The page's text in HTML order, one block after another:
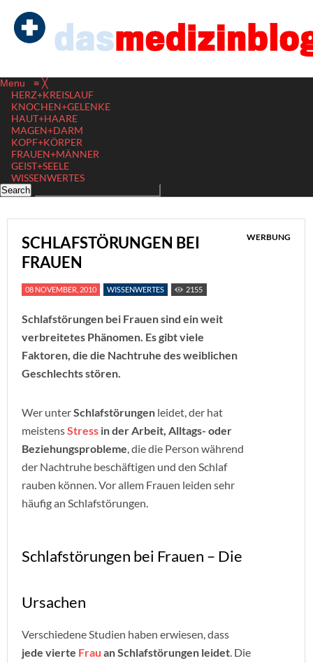
Menu ≡ ╳
HERZ+KREISLAUF
KNOCHEN+GELENKE
HAUT+HAARE
MAGEN+DARM
KOPF+KÖRPER
FRAUEN+MÄNNER
GEIST+SEELE
WISSENWERTES
SCHLAFSTÖRUNGEN BEI
FRAUEN
WERBUNG
08 NOVEMBER, 2010 WISSENWERTES 2155
Schlafstörungen bei Frauen sind ein weit
verbreitetes Phänomen. Es gibt viele
Faktoren, die die Nachtruhe des weiblichen
Geschlechts stören.
Wer unterSchlafstörungen leidet, der hat
meistensStress in der Arbeit, Alltags- oder
Beziehungsprobleme, die die Person während
der Nachtruhe beschäftigen und den Schlaf
rauben können. Vor allem Frauen leiden sehr
häufig an Schlafstörungen.
Schlafstörungen bei Frauen – Die
Ursachen
Verschiedene Studien haben erwiesen, dass
jede vierte Frau an Schlafstörungen leidet. Die